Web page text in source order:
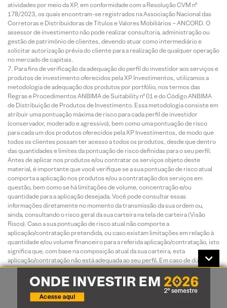
atividades por meio da XP, em conformidade com a Resolução CVM nº
178/2023, os quais encontram-se registrados na Associação Nacional das
Corretoras e Distribuidoras de Títulos e Valores Mobiliários – ANCORD. O
assessor de investimento não pode realizar consultoria, administração ou
gestão de patrimônio de clientes, devendo atuar como intermediário e
solicitar autorização prévia do cliente para a realização de qualquer operação
no mercado de capitais.
Para fins de verificação da adequação do perfil do investidor aos serviços e
produtos de investimento oferecidos pela XP Investimentos, utilizamos a
metodologia de adequação dos produtos por portfólio, nos termos das
Regras e Procedimentos ANBIMA de Suitability nº 01 e do Código ANBIMA
de Distribuição de Produtos de Investimento. Essa metodologia consiste em
atribuir uma pontuação máxima de risco para cada perfil de investidor
(conservador, moderado e agressivo), bem como uma pontuação de risco
para cada um dos produtos oferecidos pela XP Investimentos, de modo que
todos os clientes possam ter acesso a todos os produtos, desde que dentro
das quantidades e limites da pontuação de risco definidas para o seu perfil.
Antes de aplicar nos produtos e/ou contratar os serviços objeto deste
material, é importante que você verifique se a sua pontuação de risco atual
comporta a aplicação nos produtos e/ou a contratação dos serviços em
questão, bem como se há limitações de volume, concentração e/ou
quantidade para a aplicação desejada. Você pode consultar essas
informações diretamente no momento da transmissão da sua ordem ou,
ainda, consultando o risco geral da sua carteira na tela de carteira (Visão
Risco). Caso a sua pontuação de risco atual não comporte a
aplicação/contratação pretendida, ou caso existam limitações em relação à
quantidade e/ou volume financeiro para a referida aplicação/contratação, isto
significa que, com base na composição atual da sua carteira, esta
aplicação/contratação não está adequada ao seu perfil. Em caso de dúvidas
sobre o processo de adequação dos produtos oferecidos pela XP
Investimentos ao seu perfil de investidor, consulte o FAQ. As condições de
mercado, mudanças climáticas e o cenário macroeconômico podem afetar o
desempenho do investimento.